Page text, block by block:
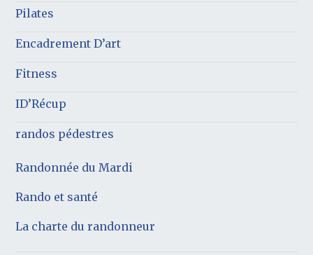
Pilates
Encadrement D’art
Fitness
ID’Récup
randos pédestres
Randonnée du Mardi
Rando et santé
La charte du randonneur